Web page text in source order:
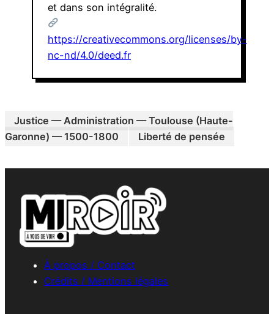
et dans son intégralité.
https://creativecommons.org/licenses/by-
nc-nd/4.0/deed.fr
Justice — Administration — Toulouse (Haute-
Garonne) — 1500-1800
Liberté de pensée
À propos / Contact
Crédits / Mentions légales